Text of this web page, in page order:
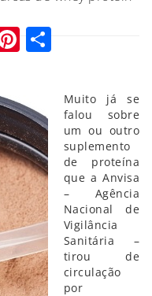
Pinterest
Muito já se
falou sobre
um ou outro
suplemento
de proteína
que a Anvisa
– Agência
Nacional de
Vigilância
Sanitária –
tirou de
circulação
por